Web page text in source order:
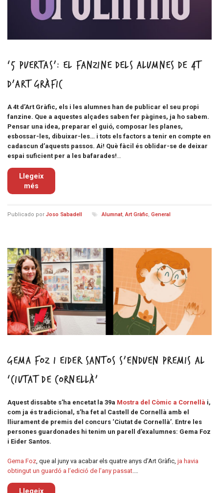
‘5 Puertas’: el fanzine dels alumnes de 4t
d’Art Gràfic
A 4t d’Art Gràfic, els i les alumnes han de publicar el seu propi
fanzine. Que a aquestes alçades saben fer pàgines, ja ho sabem.
Pensar una idea, preparar el guió, composar les planes,
esbossar-les, dibuixar-les… i tots els factors a tenir en compte en
cadascun d’aquests passos. Ai! Què fàcil és oblidar-se de deixar
espai suficient per a les bafarades!
Llegeix
més
Publicado por Joso Sabadell Alumnat,Art Gràfic, General
Gema Foz i Eider Santos s’enduen premis al
‘Ciutat de Cornellà’
Aquest dissabte s’ha encetat la 39a Mostra del Còmic a Cornellà i,
com ja és tradicional, s’ha fet al Castell de Cornellà amb el
lliurament de premis del concurs ‘Ciutat de Cornellà’. Entre les
persones guardonades hi tenim un parell d’exalumnes: Gema Foz
i Eider Santos.
Gema Foz , que al juny va acabar els quatre anys d’Art Gràfic, ja havia
obtingut un guardó a l’edició de l’any passat
Llegeix